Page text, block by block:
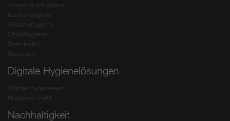
Waschraumhygiene
Küchenhygiene
Wäschehygiene
Objekthygiene
Desinfektion
Servietten
Digitale Hygienelösungen
Digitale Hygienewelt
Hagleitner HsM
Nachhaltigkeit